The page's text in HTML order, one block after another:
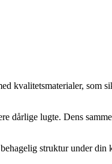
kvalitetsmaterialer, som
dårlige lugte. Dens
struktur under